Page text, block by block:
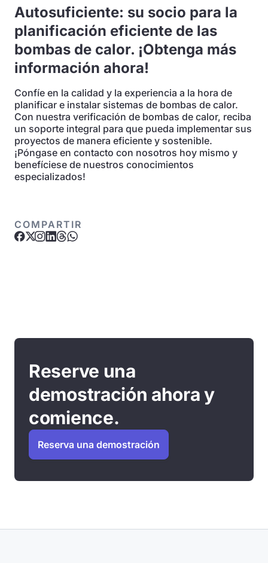
Autosuficiente: su socio para la
planificación eficiente de las
bombas de calor. ¡Obtenga más
información ahora!
Confíe en la calidad y la experiencia a la hora de
planificar e instalar sistemas de bombas de calor.
Con nuestra verificación de bombas de calor, reciba
un soporte integral para que pueda implementar sus
proyectos de manera eficiente y sostenible.
¡Póngase en contacto con nosotros hoy mismo y
benefíciese de nuestros conocimientos
especializados!
COMPARTIR
Reserve una
demostración ahora y
comience.
Reserva una demostración